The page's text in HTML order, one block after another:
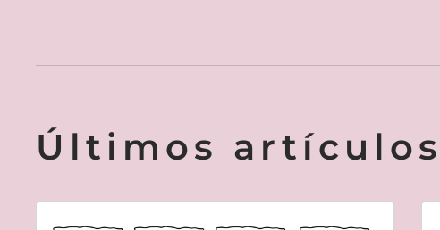
Últimos artículos